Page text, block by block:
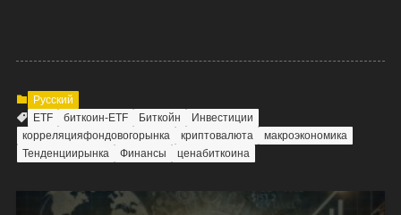
Русский
ETF
биткоин-ETF Биткойн
Инвестиции
корреляцияфондовогорынка
криптовалюта
макроэкономика
Тенденциирынка
Финансы ценабиткоина